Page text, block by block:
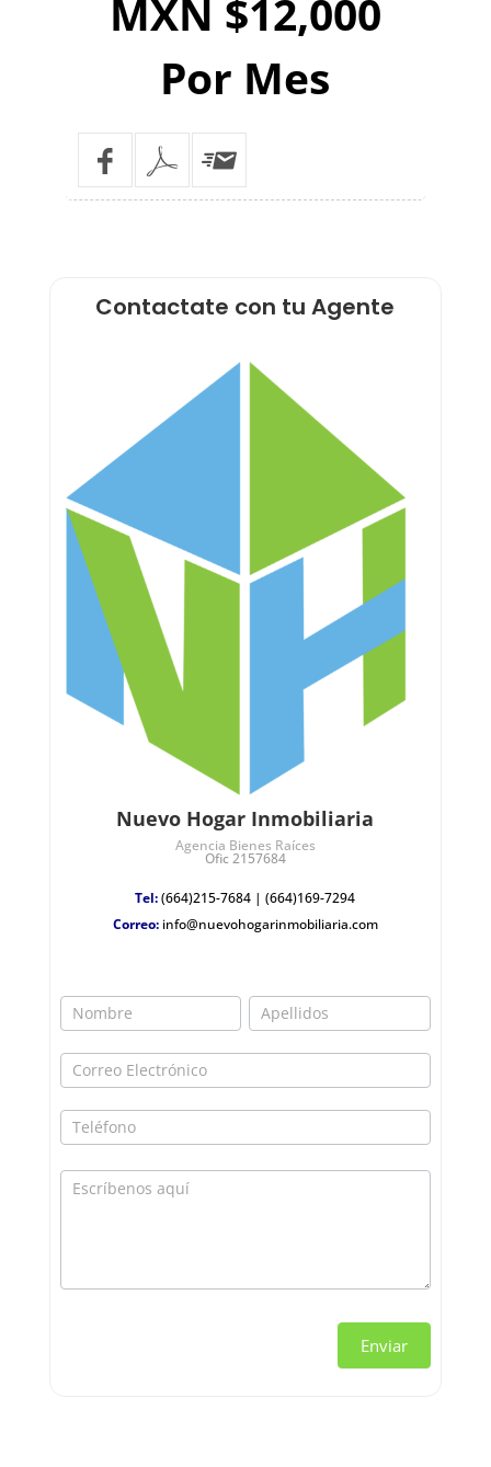
MXN $12,000
Por Mes
Contactate con tu Agente
Nuevo Hogar Inmobiliaria
Agencia Bienes Raíces
Ofic 2157684
Tel:(664)215-7684 | (664)169-7294
Correo: info@nuevohogarinmobiliaria.com
Enviar